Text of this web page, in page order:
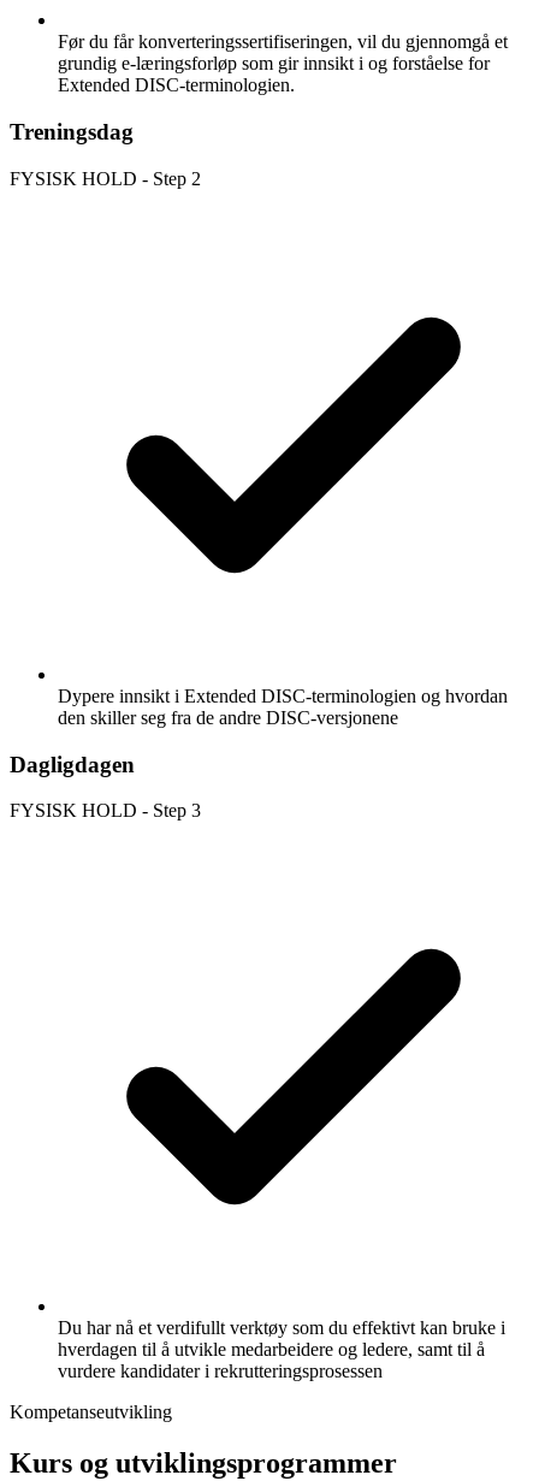
Før du får konverteringssertifiseringen, vil du gjennomgå et
grundig e-læringsforløp som gir innsikt i og forståelse for
Extended DISC-terminologien.
Treningsdag
FYSISK HOLD - Step 2
Dypere innsikt i Extended DISC-terminologien og hvordan
den skiller seg fra de andre DISC-versjonene
Dagligdagen
FYSISK HOLD - Step 3
Du har nå et verdifullt verktøy som du effektivt kan bruke i
hverdagen til å utvikle medarbeidere og ledere, samt til å
vurdere kandidater i rekrutteringsprosessen
Kompetanseutvikling
Kurs og utviklingsprogrammer